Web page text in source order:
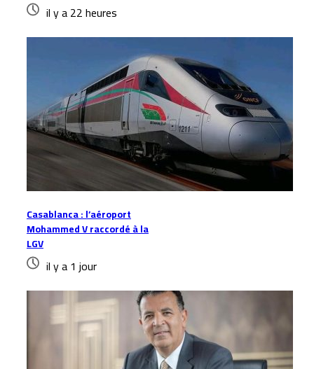
il y a 22 heures
Casablanca : l’aéroport
Mohammed V raccordé à la
LGV
il y a 1 jour